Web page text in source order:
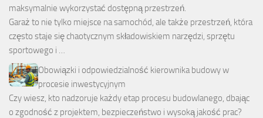
maksymalnie wykorzystać dostępną przestrzeń.
Garaż to nie tylko miejsce na samochód, ale także przestrzeń, która
często staje się chaotycznym składowiskiem narzędzi, sprzętu
sportowego i …
Obowiązki i odpowiedzialność kierownika budowy w
procesie inwestycyjnym
Czy wiesz, kto nadzoruje każdy etap procesu budowlanego, dbając
o zgodność z projektem, bezpieczeństwo i wysoką jakość prac?